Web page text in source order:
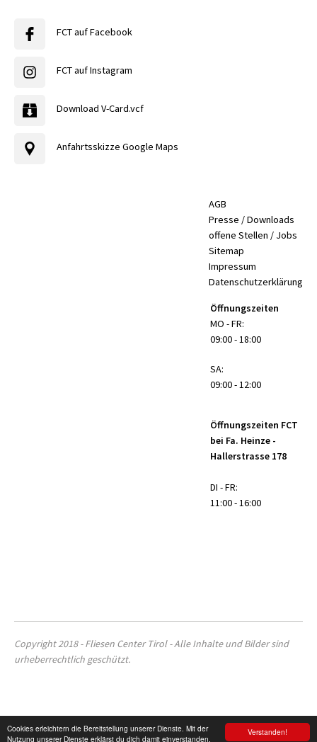
Verstanden!
Cookies erleichtern die Bereitstellung unserer Dienste. Mit der
Nutzung unserer Dienste erklärst du dich damit einverstanden,
FCT auf Facebook
FCT auf Instagram
Download V-Card.vcf
Anfahrtsskizze Google Maps
AGB
Presse / Downloads
offene Stellen / Jobs
Sitemap
Impressum
Datenschutzerklärung
Öffnungszeiten
MO - FR:
09:00 - 18:00
SA:
09:00 - 12:00
Öffnungszeiten FCT
bei Fa. Heinze -
Hallerstrasse 178
DI - FR:
11:00 - 16:00
Copyright 2018 - Fliesen Center Tirol - Alle Inhalte und Bilder sind
urheberrechtlich geschützt.